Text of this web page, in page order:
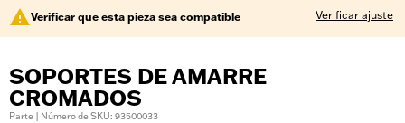
Verificar que esta pieza sea compatible Verificar ajuste
SOPORTES DE AMARRE
CROMADOS
Parte | Número de SKU: 93500033